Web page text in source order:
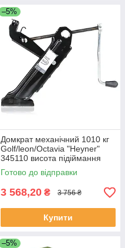
–5%
Домкрат механічний 1010 кг
Golf/leon/Octavia "Heyner"
345110 висота підіймання
104-385мм
Готово до відправки
3 568,20 ₴ 3 756 ₴
Купити
–5%